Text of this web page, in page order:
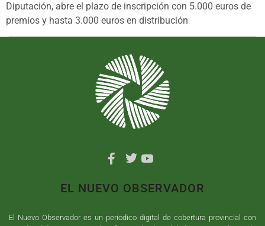
Diputación, abre el plazo de inscripción con 5.000 euros de
premios y hasta 3.000 euros en distribución
EL NUEVO OBSERVADOR
El Nuevo Observador es un periodico digital de cobertura provincial con